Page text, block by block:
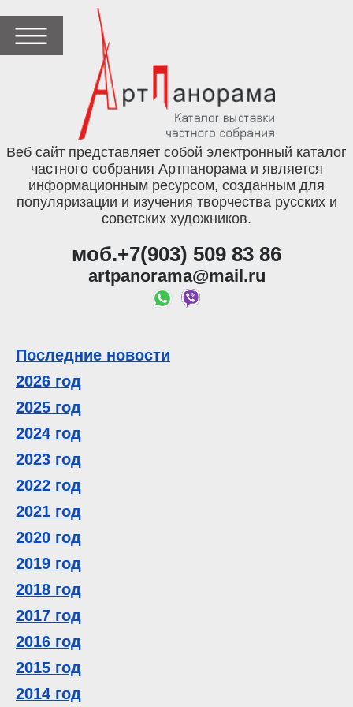
Веб сайт представляет собой электронный каталог
частного собрания Артпанорама и является
информационным ресурсом, созданным для
популяризации и изучения творчества русских и
советских художников.
моб.+7(903) 509 83 86
artpanorama@mail.ru
Последние новости
2026 год
2025 год
2024 год
2023 год
2022 год
2021 год
2020 год
2019 год
2018 год
2017 год
2016 год
2015 год
2014 год